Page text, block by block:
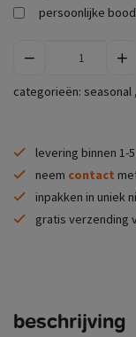
persoonlijke
categorieën: seasonal ,
levering binnen 1-
neem contact
inpakken in uniek
gratis verzending
beschrijving